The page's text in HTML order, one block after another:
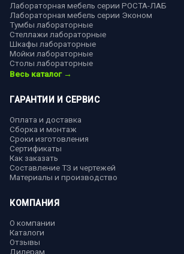
Лабораторная мебель серии РОСТА-ЛАБ
Лабораторная мебель серии Эконом
Тумбы лабораторные
Стеллажи лабораторные
Шкафы лабораторные
Мойки лабораторные
Столы лабораторные
Весь каталог →
ГАРАНТИИ И СЕРВИС
Оплата и доставка
Сборка и монтаж
Сроки изготовления
Сертификаты
Как заказать
Составление ТЗ и чертежей
Материалы и производство
КОМПАНИЯ
О компании
Каталоги
Отзывы
Дилерам